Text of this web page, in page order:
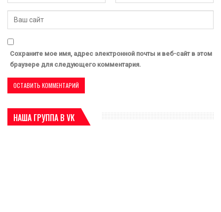
Сохраните мое имя, адрес электронной почты и веб-сайт в этом
браузере для следующего комментария.
НАША ГРУППА В VK